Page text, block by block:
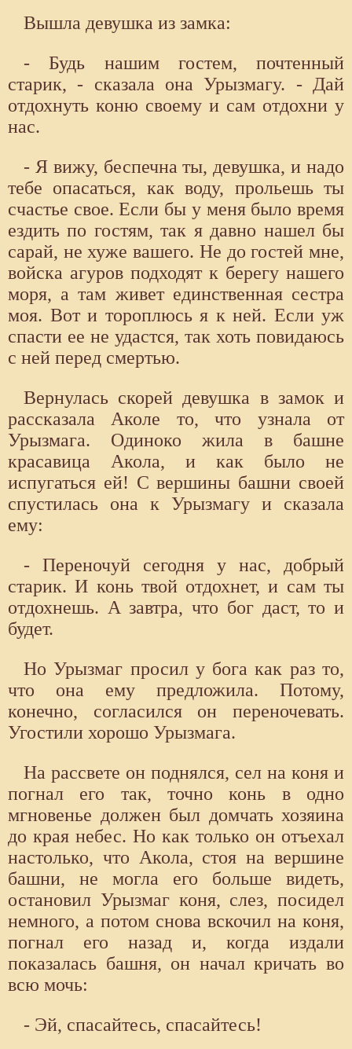
Вышла девушка из замка:
- Будь нашим гостем, почтенный
старик, - сказала она Урызмагу. - Дай
отдохнуть коню своему и сам отдохни у
нас.
- Я вижу, беспечна ты, девушка, и надо
тебе опасаться, как воду, прольешь ты
счастье свое. Если бы у меня было время
ездить по гостям, так я давно нашел бы
сарай, не хуже вашего. Не до гостей мне,
войска агуров подходят к берегу нашего
моря, а там живет единственная сестра
моя. Вот и тороплюсь я к ней. Если уж
спасти ее не удастся, так хоть повидаюсь
с ней перед смертью.
Вернулась скорей девушка в замок и
рассказала Аколе то, что узнала от
Урызмага. Одиноко жила в башне
красавица Акола, и как было не
испугаться ей! С вершины башни своей
спустилась она к Урызмагу и сказала
ему:
- Переночуй сегодня у нас, добрый
старик. И конь твой отдохнет, и сам ты
отдохнешь. А завтра, что бог даст, то и
будет.
Но Урызмаг просил у бога как раз то,
что она ему предложила. Потому,
конечно, согласился он переночевать.
Угостили хорошо Урызмага.
На рассвете он поднялся, сел на коня и
погнал его так, точно конь в одно
мгновенье должен был домчать хозяина
до края небес. Но как только он отъехал
настолько, что Акола, стоя на вершине
башни, не могла его больше видеть,
остановил Урызмаг коня, слез, посидел
немного, а потом снова вскочил на коня,
погнал его назад и, когда издали
показалась башня, он начал кричать во
всю мочь:
- Эй, спасайтесь, спасайтесь!